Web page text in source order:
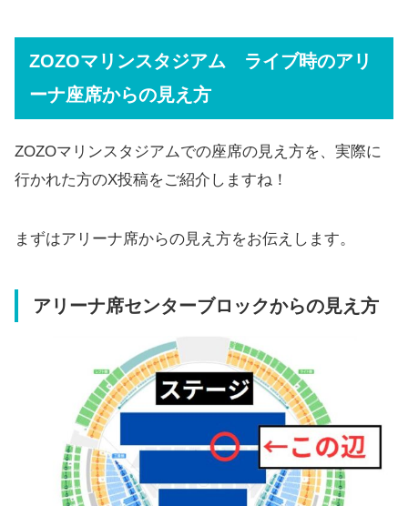
ZOZOマリンスタジアム ライブ時のアリ
ーナ座席からの見え方
ZOZOマリンスタジアムでの座席の見え方を、実際に
行かれた方のX投稿をご紹介しますね！
まずはアリーナ席からの見え方をお伝えします。
アリーナ席センターブロックからの見え方